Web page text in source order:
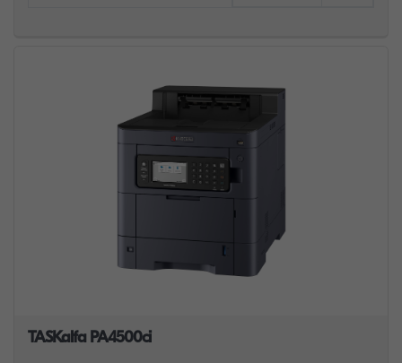
TASKalfa PA4500ci